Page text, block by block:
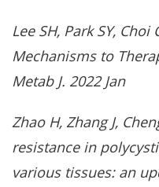
Lee SH, Park SY,
Mechanisms to
Metab J. 2022 Jan
Zhao H, Zhang J,
resistance in
various tissues: an